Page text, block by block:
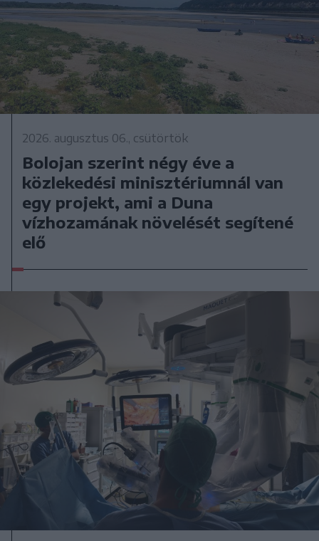
2026. augusztus 06., csütörtök
Bolojan szerint négy éve a
közlekedési minisztériumnál van
egy projekt, ami a Duna
vízhozamának növelését segítené
elő